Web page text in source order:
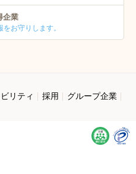
企業
をお守りします。
リティ 採用
グループ企業